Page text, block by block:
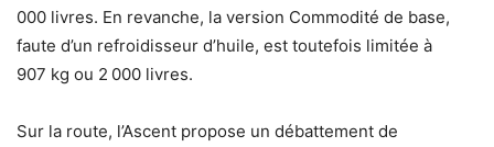
000 livres. En revanche, la version Commodité de base,
faute d’un refroidisseur d’huile, est toutefois limitée à
907 kg ou 2 000 livres.
Sur la route, l’Ascent propose un débattement de